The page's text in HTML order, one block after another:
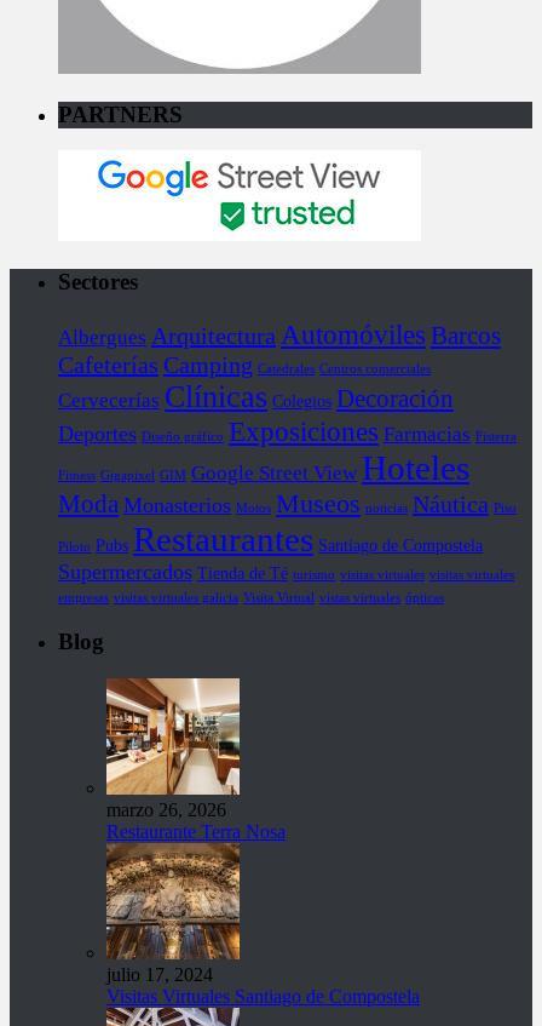
PARTNERS
Sectores
Albergues Arquitectura Automóviles Barcos
Cafeterías Camping Catedrales Centros comerciales
Cervecerías Clínicas Colegios Decoración
Deportes Diseño gráfico Exposiciones Farmacias Fisterra
Fitness Gigapixel GIM Google Street View Hoteles
Moda Monasterios Motos Museos noticias Náutica Piso
Piloto Pubs Restaurantes Santiago de Compostela
Supermercados Tienda de Té turismo visitas virtuales visitas virtuales
empresas visitas virtuales galicia Visita Virtual vistas virtuales ópticas
Blog
marzo 26, 2026
Restaurante Terra Nosa
julio 17, 2024
Visitas Virtuales Santiago de Compostela